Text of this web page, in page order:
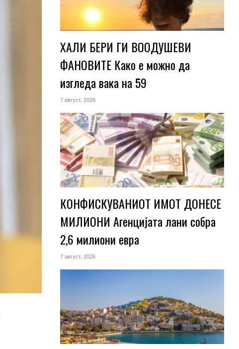
ХАЛИ БЕРИ ГИ ВООДУШЕВИ
ФАНОВИТЕ Како е можно да
изгледа вака на 59
7 август, 2026
КОНФИСКУВАНИОТ ИМОТ ДОНЕСЕ
МИЛИОНИ Агенцијата лани собра
2,6 милиони евра
7 август, 2026